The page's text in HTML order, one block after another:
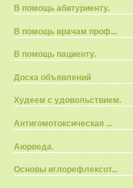
В помощь абитуриенту.
В помощь врачам проф...
В помощь пациенту.
Доска объявлений
Худеем с удовольствием.
Антигомотоксическая ...
Аюрведа.
Основы иглорефлексот...